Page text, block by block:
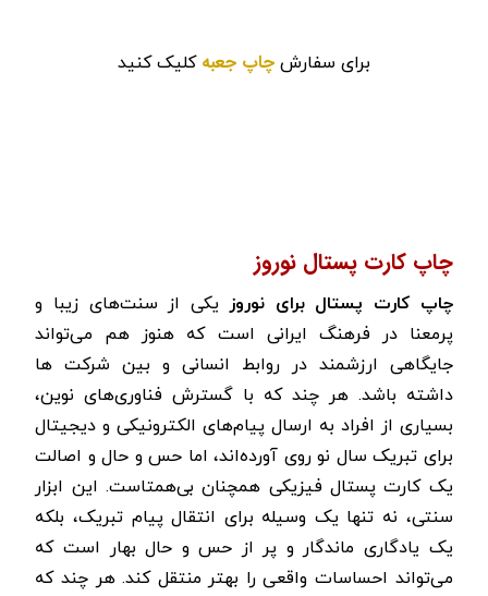
برای سفارش چاپ جعبه کلیک کنید
چاپ کارت پستال نوروز
چاپ کارت پستال برای نوروز یکی از سنت‌های زیبا و
پرمعنا در فرهنگ ایرانی است که هنوز هم می‌تواند
جایگاهی ارزشمند در روابط انسانی و بین شرکت ها
داشته باشد. هر چند که با گسترش فناوری‌های نوین،
بسیاری از افراد به ارسال پیام‌های الکترونیکی و دیجیتال
برای تبریک سال نو روی آورده‌اند، اما حس و حال و اصالت
یک کارت پستال فیزیکی همچنان بی‌همتاست. این ابزار
سنتی، نه تنها یک وسیله برای انتقال پیام تبریک، بلکه
یک یادگاری ماندگار و پر از حس و حال بهار است که
می‌تواند احساسات واقعی را بهتر منتقل کند. هر چند که